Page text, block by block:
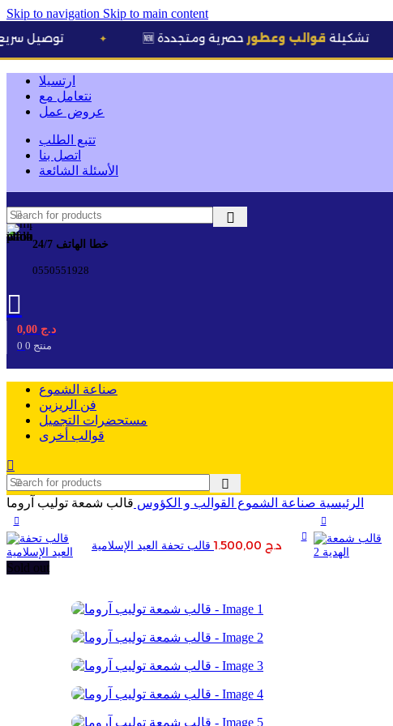
Skip to navigation Skip to main content
🚚 توصيل سريع وآمن لـ58 ولاية ✦ قوالب وعطورحصرية ومتجددة
ارتسيلا
نتعامل مع
عروض عمل
تتبع الطلب
اتصل بنا
الأسئلة الشائعة
خطا الهاتف 24/7
0550551928
0 0 منتج
د.ج
صناعة الشموع
فن الريزين
مستحضرات التجميل
قوالب أخرى
الرئيسية صناعة الشموع القوالب و الكؤوس قالب شمعة توليب آروما
​قالب تحفة العيد الإسلامية د.ج
Sold out